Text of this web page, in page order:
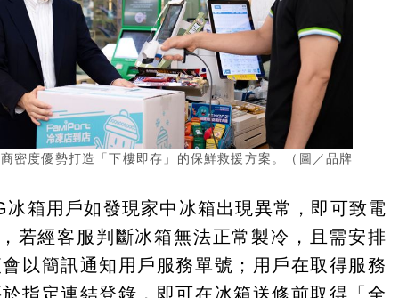
密度優勢打造「下樓即存」的保鮮救援方案。（圖／品牌
冰箱用戶如發現家中冰箱出現異常，即可致電
若經客服判斷冰箱無法正常製冷，且需安排
以簡訊通知用戶服務單號；用戶在取得服務
指定連結登錄，即可在冰箱送修前取得「全